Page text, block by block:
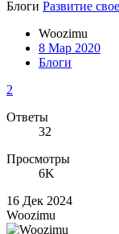
Блоги Развитие
Woozimu
8 Мар 2020
Блоги
2
Ответы
32
Просмотры
6K
16 Дек 2024
Woozimu